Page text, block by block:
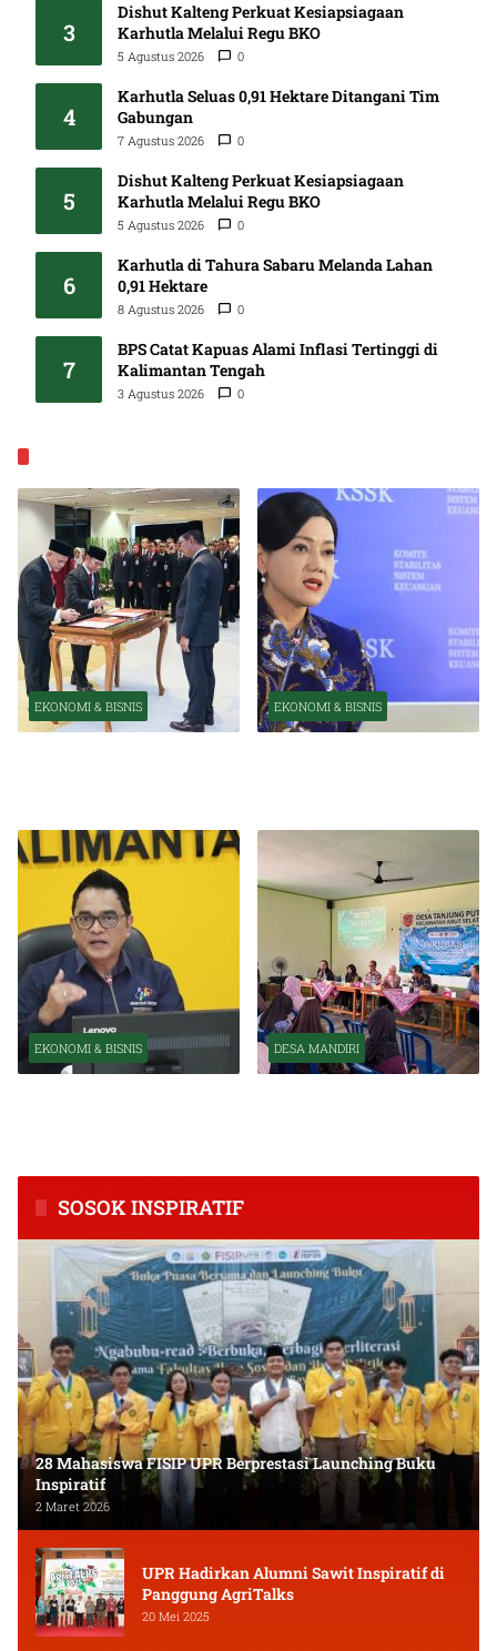
3
Dishut Kalteng Perkuat Kesiapsiagaan
Karhutla Melalui Regu BKO
5 Agustus 2026 0
4
Karhutla Seluas 0,91 Hektare Ditangani Tim
Gabungan
7 Agustus 2026 0
5
Dishut Kalteng Perkuat Kesiapsiagaan
Karhutla Melalui Regu BKO
5 Agustus 2026 0
6
Karhutla di Tahura Sabaru Melanda Lahan
0,91 Hektare
8 Agustus 2026 0
7
BPS Catat Kapuas Alami Inflasi Tertinggi di
Kalimantan Tengah
3 Agustus 2026 0
EKONOMI & BISNIS EKONOMI & BISNIS
EKONOMI & BISNIS DESA MANDIRI
SOSOK INSPIRATIF
28 Mahasiswa FISIP UPR Berprestasi Launching Buku
Inspiratif
2 Maret 2026
UPR Hadirkan Alumni Sawit Inspiratif di
Panggung AgriTalks
20 Mei 2025